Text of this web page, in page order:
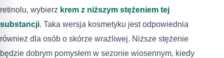
retinolu, wybierz krem z niższym stężeniem tej
substancji. Taka wersja kosmetyku jest odpowiednia
również dla osób o skórze wrażliwej. Niższe stężenie
będzie dobrym pomysłem w sezonie wiosennym, kiedy